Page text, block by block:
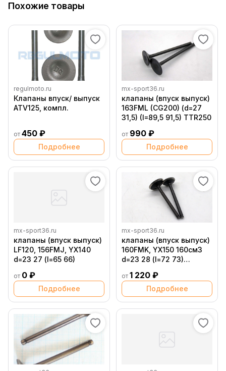
Похожие товары
regulmoto.ru
Клапаны впуск/ выпуск
ATV125, компл.
от 450 ₽
Подробнее
mx-sport36.ru
клапаны (впуск выпуск)
163FML (CG200) (d=27
31,5) (I=89,5 91,5) TTR250
от 990 ₽
Подробнее
mx-sport36.ru
клапаны (впуск выпуск)
LF120, 156FMJ, YX140
d=23 27 (l=65 66)
от 0 ₽
Подробнее
mx-sport36.ru
клапаны (впуск выпуск)
160FMK, YX150 160см3
d=23 28 (l=72 73)
от 1 220 ₽
Подробнее